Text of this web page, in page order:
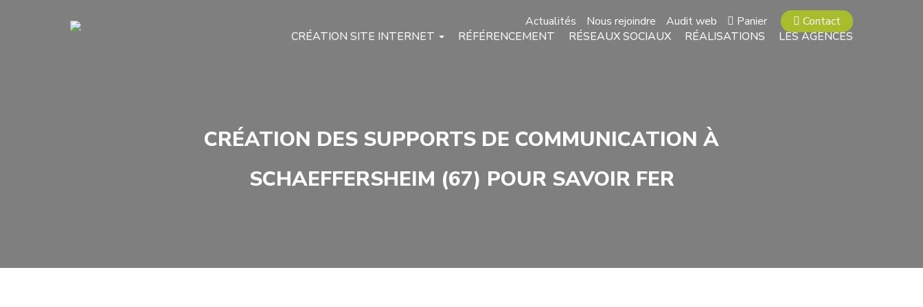
Contact
Actualités Nous rejoindre Audit web
Panier
CRÉATION SITE INTERNET
RÉFÉRENCEMENT RÉSEAUX SOCIAUX RÉALISATIONS LES AGENCES
CRÉATION DES SUPPORTS DE COMMUNICATION À
SCHAEFFERSHEIM (67) POUR SAVOIR FER